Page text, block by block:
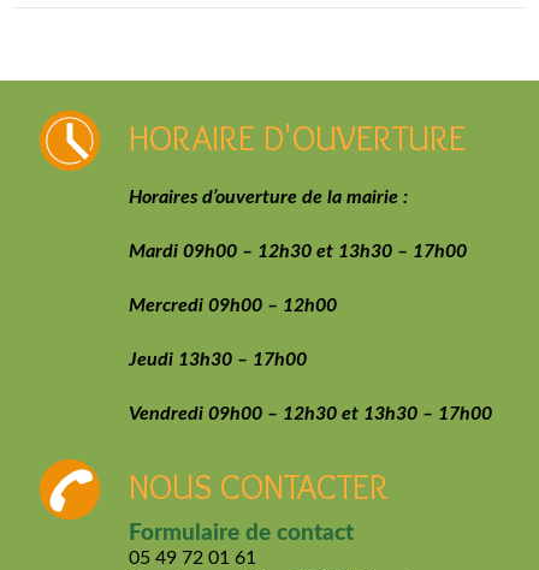
HORAIRE D'OUVERTURE
Horaires d’ouverture de la mairie :
Mardi 09h00 – 12h30 et 13h30 – 17h00
Mercredi 09h00 – 12h00
Jeudi 13h30 – 17h00
Vendredi 09h00 – 12h30 et 13h30 – 17h00
NOUS CONTACTER
Formulaire de contact
05 49 72 01 61